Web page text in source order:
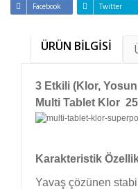
Facebook Twitter
ÜRÜN BİLGİSİ
3 Etkili (Klor, Yosun
Multi Tablet Klor
Karakteristik
Yavaş çözünen